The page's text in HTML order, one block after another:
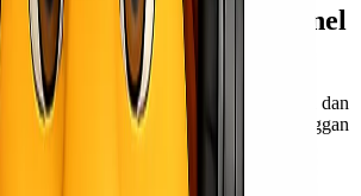
Barang dengan Lionel
dengan Lionel Express sangat mudah dan
perlu menghubungi tim layanan pelanggan
awal tentang pengiriman yang